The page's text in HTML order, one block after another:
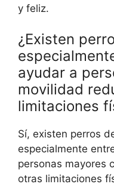
y feliz.
¿Existen
ayudar a
movilidad
limitaciones
Sí, existen perros
especialmente
personas mayores
otras limitaciones